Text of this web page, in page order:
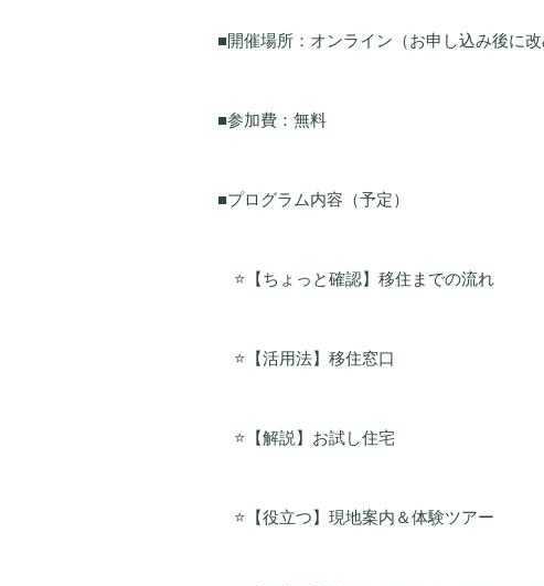
■開催場所：オンライン（お申し込み後に
■参加費：無料
■プログラム内容（予定）
⭐【ちょっと確認】移住までの流れ
⭐【活用法】移住窓口
⭐【解説】お試し住宅
⭐【役立つ】現地案内＆体験ツアー